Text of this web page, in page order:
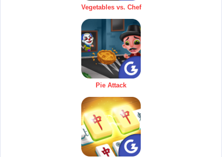
Vegetables vs. Chef
Pie Attack